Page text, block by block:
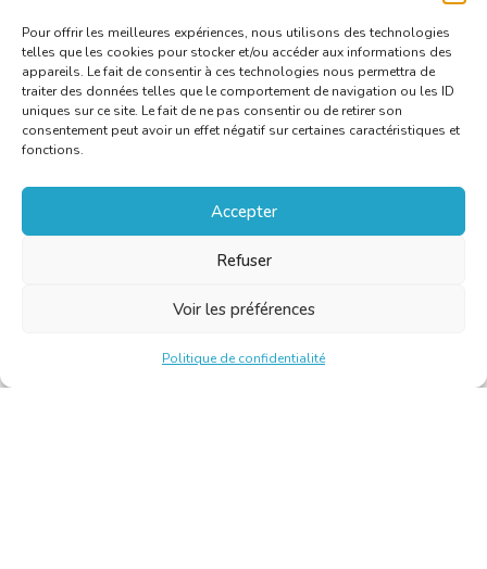
Pour offrir les meilleures expériences, nous utilisons des technologies
telles que les cookies pour stocker et/ou accéder aux informations des
appareils. Le fait de consentir à ces technologies nous permettra de
traiter des données telles que le comportement de navigation ou les ID
uniques sur ce site. Le fait de ne pas consentir ou de retirer son
consentement peut avoir un effet négatif sur certaines caractéristiques et
fonctions.
Accepter
Refuser
Voir les préférences
Politique de confidentialité